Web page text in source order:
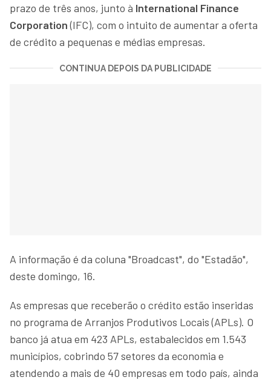
prazo de três anos, junto à International Finance
Corporation(IFC), com o intuito de aumentar a oferta
de crédito a pequenas e médias empresas.
CONTINUA DEPOIS DA PUBLICIDADE
A informação é da coluna "Broadcast", do "Estadão",
deste domingo, 16.
As empresas que receberão o crédito estão inseridas
no programa de Arranjos Produtivos Locais (APLs). O
banco já atua em 423 APLs, estabalecidos em 1.543
municípios, cobrindo 57 setores da economia e
atendendo a mais de 40 empresas em todo país, ainda